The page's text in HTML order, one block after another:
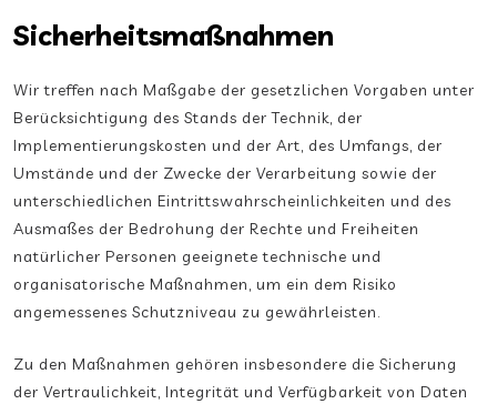
Sicherheitsmaßnahmen
Wir treffen nach Maßgabe der gesetzlichen Vorgaben unter
Berücksichtigung des Stands der Technik, der
Implementierungskosten und der Art, des Umfangs, der
Umstände und der Zwecke der Verarbeitung sowie der
unterschiedlichen Eintrittswahrscheinlichkeiten und des
Ausmaßes der Bedrohung der Rechte und Freiheiten
natürlicher Personen geeignete technische und
organisatorische Maßnahmen, um ein dem Risiko
angemessenes Schutzniveau zu gewährleisten.
Zu den Maßnahmen gehören insbesondere die Sicherung
der Vertraulichkeit, Integrität und Verfügbarkeit von Daten